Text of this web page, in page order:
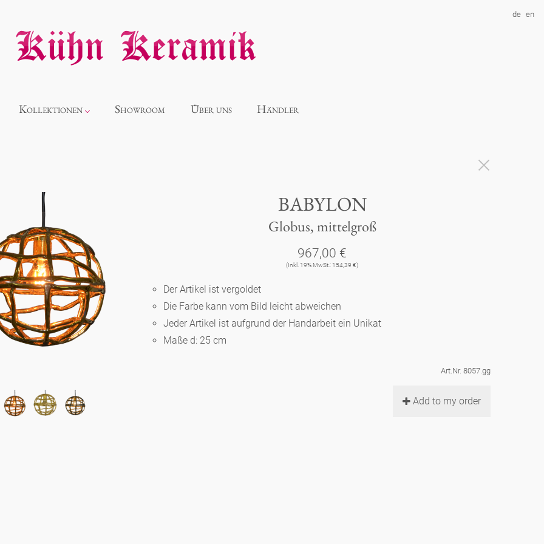
de en
Kollektionen
Alice
Panthéon
Souvenir
Berlin
Slumberland
Karlos
Showroom Über uns Händler
BABYLON
Globus, mittelgroß
967,00 €
(Inkl. 19% MwSt.: 154,39 €)
Der Artikel ist vergoldet
Die Farbe kann vom Bild leicht abweichen
Jeder Artikel ist aufgrund der Handarbeit ein Unikat
Maße d: 25 cm
Art.Nr. 8057.gg
Add to my order